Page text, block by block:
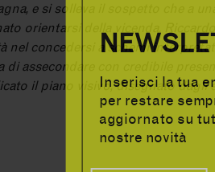
Inserisci la tua
per restare
aggiornato su
nostre novità
e si solleva il sospetto che a
orientarsi della vicenda.
nel concedersi a schemi
di assecondare con credibile
il piano visivo, disegnato